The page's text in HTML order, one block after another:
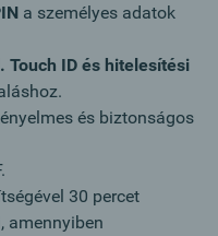
a személyes adatok
Touch ID és hitelesítési
és biztonságos
30 percet
amennyiben